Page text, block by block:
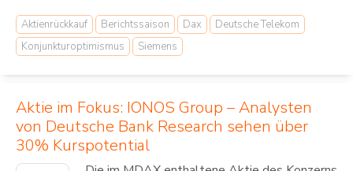
Aktienrückkauf Berichtssaison Dax
Deutsche Telekom
Konjunkturoptimismus
Siemens
Aktie im Fokus: IONOS Group – Analysten
von Deutsche Bank Research sehen über
30% Kurspotential